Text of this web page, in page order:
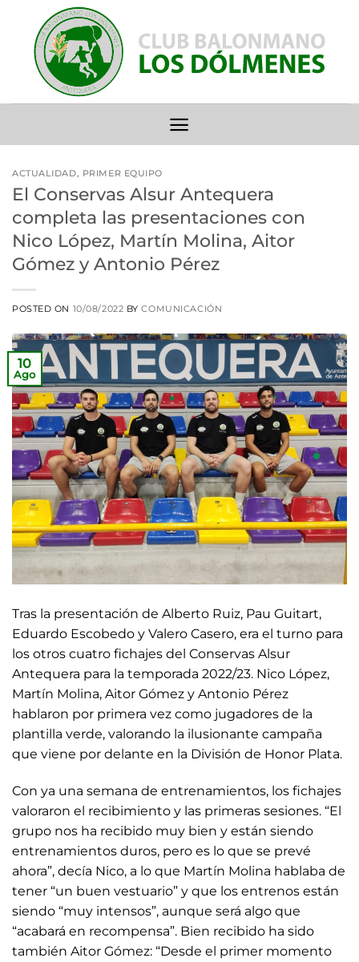
contenido
ACTUALIDAD, PRIMER EQUIPO
El Conservas Alsur Antequera
completa las presentaciones con
Nico López, Martín Molina, Aitor
Gómez y Antonio Pérez
POSTED ON 10/08/2022 BYCOMUNICACIÓN
10
Ago
Tras la presentación de Alberto Ruiz, Pau Guitart,
Eduardo Escobedo y Valero Casero, era el turno para
los otros cuatro fichajes del Conservas Alsur
Antequera para la temporada 2022/23. Nico López,
Martín Molina, Aitor Gómez y Antonio Pérez
hablaron por primera vez como jugadores de la
plantilla verde, valorando la ilusionante campaña
que viene por delante en la División de Honor Plata.
Con ya una semana de entrenamientos, los fichajes
valoraron el recibimiento y las primeras sesiones. “El
grupo nos ha recibido muy bien y están siendo
entrenamientos duros, pero es lo que se prevé
ahora”, decía Nico, a lo que Martín Molina hablaba de
tener “un buen vestuario” y que los entrenos están
siendo “muy intensos”, aunque será algo que
“acabará en recompensa”. Bien recibido ha sido
también Aitor Gómez: “Desde el primer momento